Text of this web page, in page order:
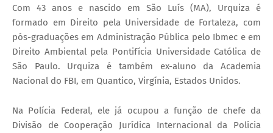
Com 43 anos e nascido em São Luís (MA), Urquiza é
formado em Direito pela Universidade de Fortaleza, com
pós-graduações em Administração Pública pelo Ibmec e em
Direito Ambiental pela Pontifícia Universidade Católica de
São Paulo. Urquiza é também ex-aluno da Academia
Nacional do FBI, em Quantico, Virgínia, Estados Unidos.
Na Polícia Federal, ele já ocupou a função de chefe da
Divisão de Cooperação Jurídica Internacional da Polícia